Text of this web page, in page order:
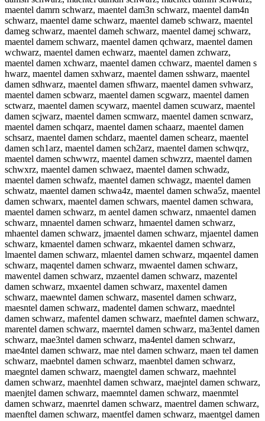
maentel damrn schwarz, maentel dam3n schwarz, maentel dam4n
schwarz, maentel dame schwarz, maentel dameb schwarz, maentel
dameg schwarz, maentel dameh schwarz, maentel damej schwarz,
maentel damem schwarz, maentel damen qchwarz, maentel damen
wchwarz, maentel damen echwarz, maentel damen zchwarz,
maentel damen xchwarz, maentel damen cchwarz, maentel damen s
hwarz, maentel damen sxhwarz, maentel damen sshwarz, maentel
damen sdhwarz, maentel damen sfhwarz, maentel damen svhwarz,
maentel damen scbwarz, maentel damen scgwarz, maentel damen
sctwarz, maentel damen scywarz, maentel damen scuwarz, maentel
damen scjwarz, maentel damen scmwarz, maentel damen scnwarz,
maentel damen schqarz, maentel damen schaarz, maentel damen
schsarz, maentel damen schdarz, maentel damen schearz, maentel
damen sch1arz, maentel damen sch2arz, maentel damen schwqrz,
maentel damen schwwrz, maentel damen schwzrz, maentel damen
schwxrz, maentel damen schwaez, maentel damen schwadz,
maentel damen schwafz, maentel damen schwagz, maentel damen
schwatz, maentel damen schwa4z, maentel damen schwa5z, maentel
damen schwarx, maentel damen schwars, maentel damen schwara,
maentel damen schwarz, m aentel damen schwarz, nmaentel damen
schwarz, mnaentel damen schwarz, hmaentel damen schwarz,
mhaentel damen schwarz, jmaentel damen schwarz, mjaentel damen
schwarz, kmaentel damen schwarz, mkaentel damen schwarz,
lmaentel damen schwarz, mlaentel damen schwarz, mqaentel damen
schwarz, maqentel damen schwarz, mwaentel damen schwarz,
mawentel damen schwarz, mzaentel damen schwarz, mazentel
damen schwarz, mxaentel damen schwarz, maxentel damen
schwarz, maewntel damen schwarz, masentel damen schwarz,
maesntel damen schwarz, madentel damen schwarz, maedntel
damen schwarz, mafentel damen schwarz, maefntel damen schwarz,
marentel damen schwarz, maerntel damen schwarz, ma3entel damen
schwarz, mae3ntel damen schwarz, ma4entel damen schwarz,
mae4ntel damen schwarz, mae ntel damen schwarz, maen tel damen
schwarz, maebntel damen schwarz, maenbtel damen schwarz,
maegntel damen schwarz, maengtel damen schwarz, maehntel
damen schwarz, maenhtel damen schwarz, maejntel damen schwarz,
maenjtel damen schwarz, maemntel damen schwarz, maenmtel
damen schwarz, maenrtel damen schwarz, maentrel damen schwarz,
maenftel damen schwarz, maentfel damen schwarz, maentgel damen